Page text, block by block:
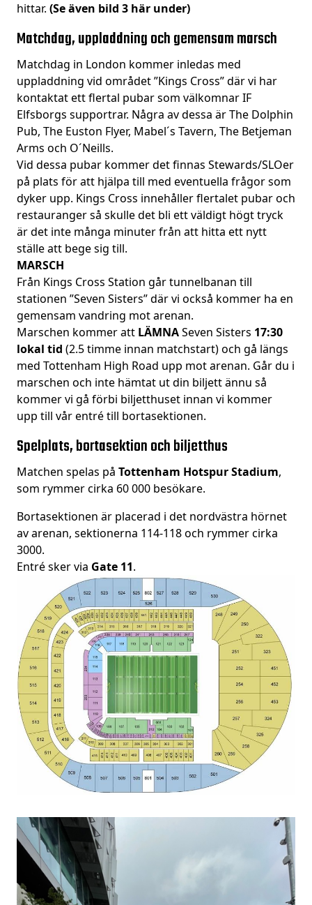
hittar. (Se även bild 3 här under)
Matchdag, uppladdning och gemensam marsch
Matchdag in London kommer inledas med
uppladdning vid området ”Kings Cross” där vi har
kontaktat ett flertal pubar som välkomnar IF
Elfsborgs supportrar. Några av dessa är The Dolphin
Pub, The Euston Flyer, Mabel´s Tavern, The Betjeman
Arms och O´Neills.
Vid dessa pubar kommer det finnas Stewards/SLOer
på plats för att hjälpa till med eventuella frågor som
dyker upp. Kings Cross innehåller flertalet pubar och
restauranger så skulle det bli ett väldigt högt tryck
är det inte många minuter från att hitta ett nytt
ställe att bege sig till.
MARSCH
Från Kings Cross Station går tunnelbanan till
stationen ”Seven Sisters” där vi också kommer ha en
gemensam vandring mot arenan.
Marschen kommer att LÄMNASeven Sisters 17:30
lokal tid (2.5 timme innan matchstart) och gå längs
med Tottenham High Road upp mot arenan. Går du i
marschen och inte hämtat ut din biljett ännu så
kommer vi gå förbi biljetthuset innan vi kommer
upp till vår entré till bortasektionen.
Spelplats, bortasektion och biljetthus
Matchen spelas på Tottenham Hotspur Stadium,
som rymmer cirka 60 000 besökare.
Bortasektionen är placerad i det nordvästra hörnet
av arenan, sektionerna 114-118 och rymmer cirka
3000.
Entré sker via Gate 11.